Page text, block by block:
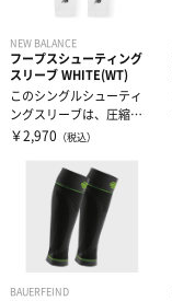
リカバリーウェア
NEW BALANCE
フープスシューティング
スリーブ WHITE(WT)
このシングルシューティ
ングスリーブは、圧縮フ
ィットと吸湿発散技術を
￥2,970 （税込）
BAUERFEIND